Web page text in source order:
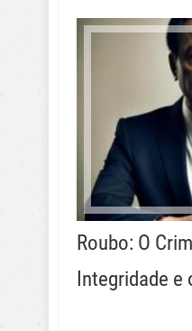
Roubo: O
Integridade